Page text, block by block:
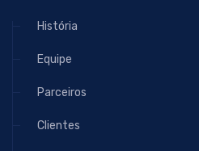
História
Equipe
Parceiros
Clientes